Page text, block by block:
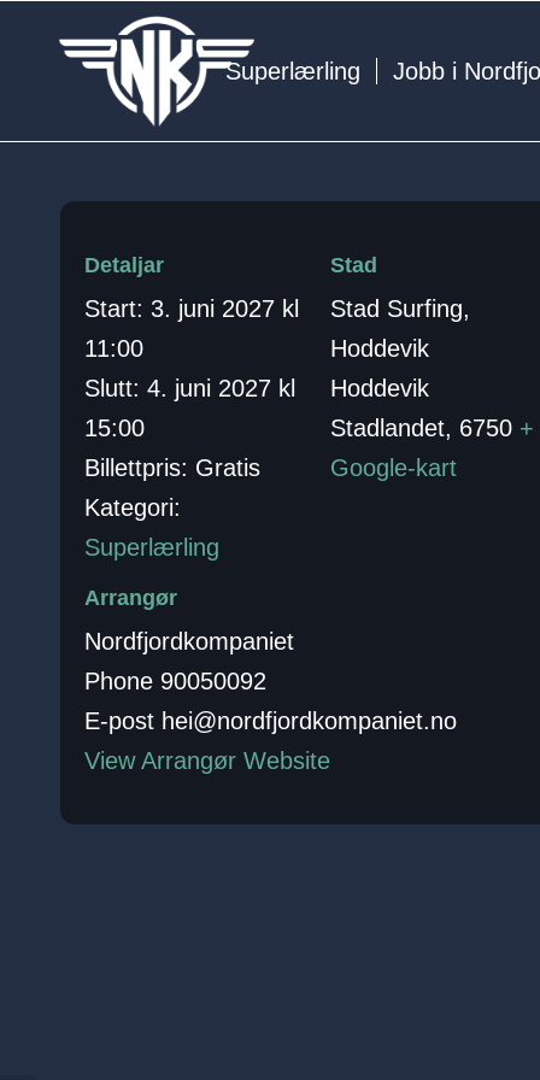
Superlærling Jobb i
Detaljar
Start: 3. juni 2027 kl
11:00
Slutt: 4. juni 2027 kl
15:00
Billettpris: Gratis
Kategori:
Superlærling
Stad
Stad Surfing,
Hoddevik
Hoddevik
Stadlandet, 6750 +
Google-kart
Arrangør
Nordfjordkompaniet
Phone 90050092
E-post hei@nordfjordkompaniet.no
View Arrangør Website